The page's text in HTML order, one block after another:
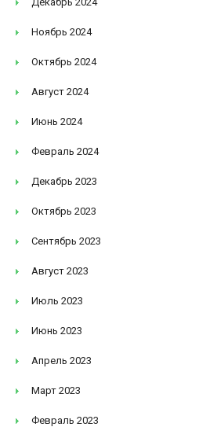
Ноябрь 2024
Октябрь 2024
Август 2024
Июнь 2024
Февраль 2024
Декабрь 2023
Октябрь 2023
Сентябрь 2023
Август 2023
Июль 2023
Июнь 2023
Апрель 2023
Март 2023
Февраль 2023